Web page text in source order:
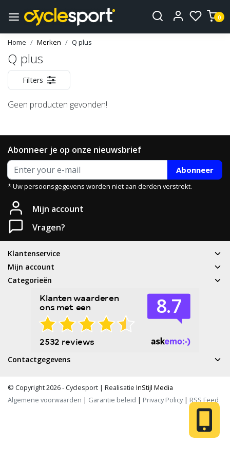
0
Home Merken Q plus
Q plus
Filters
Geen producten gevonden!
Abonneer je op onze nieuwsbrief
Abonneer
* Uw persoonsgegevens worden niet aan derden verstrekt.
Mijn account
Vragen?
Klantenservice
Mijn account
Categorieën
Contactgegevens
© Copyright 2026 - Cyclesport | Realisatie InStijl Media
Algemene voorwaarden | Garantie beleid | Privacy Policy| RSS Feed